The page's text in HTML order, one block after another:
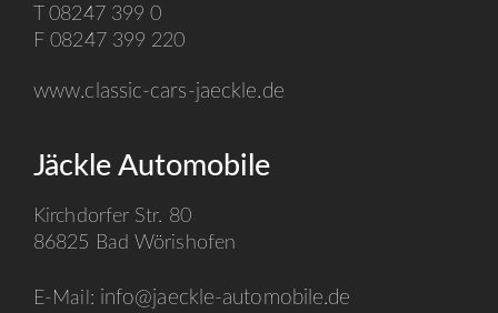
T 08247 399 0
F 08247 399 220
www.classic-cars-jaeckle.de
Jäckle Automobile
Kirchdorfer Str. 80
86825 Bad Wörishofen
E-Mail: info@jaeckle-automobile.de